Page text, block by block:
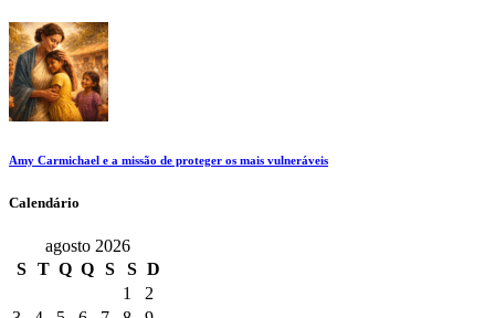
Amy Carmichael e a missão de proteger os mais vulneráveis
Calendário
agosto 2026
S
T Q Q S S D
1
2